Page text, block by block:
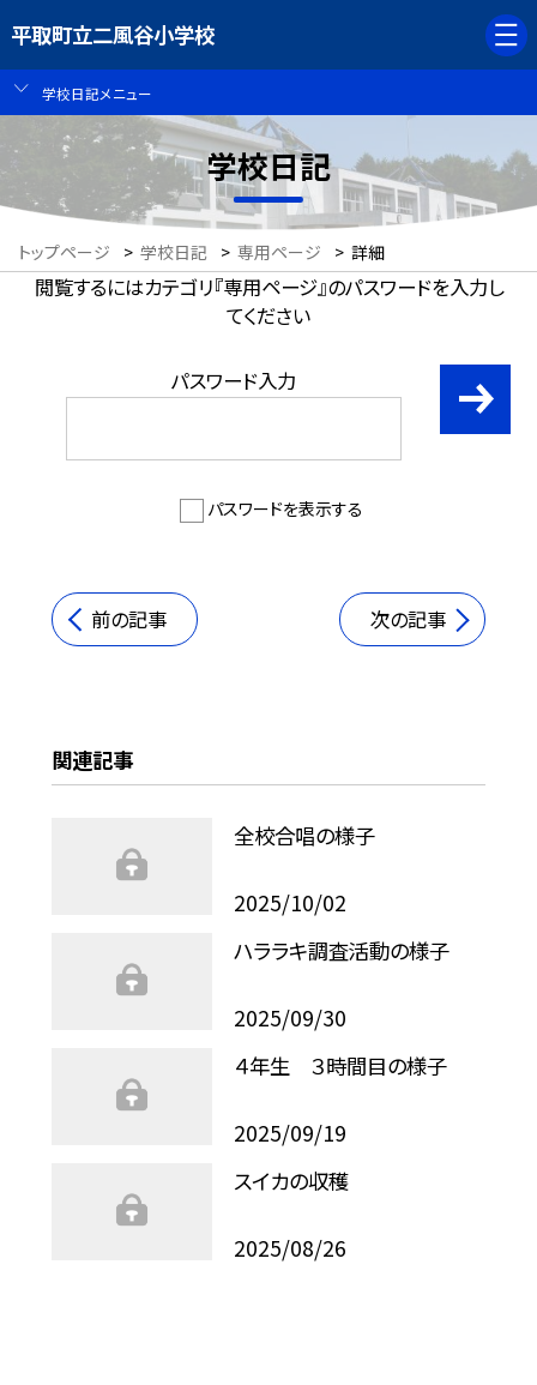
平取町立二風谷小学校
学校日記メニュー
学校日記
トップページ > 学校日記 > 専用ページ > 詳細
閲覧するにはカテゴリ『専用ページ』のパスワードを入力し
てください
パスワード入力
パスワードを表示する
前の記事 次の記事
関連記事
全校合唱の様子
2025/10/02
ハララキ調査活動の様子
2025/09/30
４年生 ３時間目の様子
2025/09/19
スイカの収穫
2025/08/26